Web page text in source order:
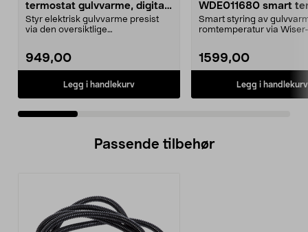
termostat gulvvarme, digital,
Elko
Styr elektrisk gulvvarme presist
via den oversiktlige
949,00
Legg i handlekurv
WDE011680 smart
til gulvvarme
Smart styring av
romtemperatur via
1599,00
Legg i handlekurv
Passende tilbehør